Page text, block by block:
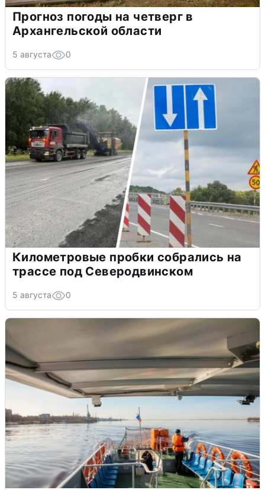
Прогноз погоды на четверг в
Архангельской области
5 августа 0
Километровые пробки собрались на
трассе под Северодвинском
5 августа 0